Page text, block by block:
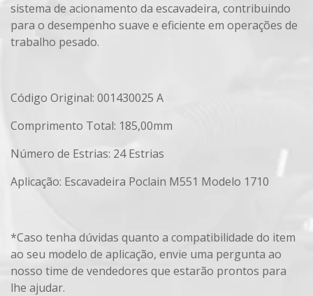
sistema de acionamento da escavadeira, contribuindo
para o desempenho suave e eficiente em operações de
trabalho pesado.
Código Original: 001430025 A
Comprimento Total: 185,00mm
Número de Estrias: 24 Estrias
Aplicação: Escavadeira Poclain M551 Modelo 1710
*Caso tenha dúvidas quanto a compatibilidade do item
ao seu modelo de aplicação, envie uma pergunta ao
nosso time de vendedores que estarão prontos para
lhe ajudar.